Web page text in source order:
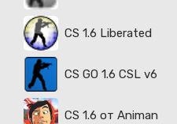
CS 1.6 Liberated
CS GO 1.6 CSL v6
CS 1.6 от Animan